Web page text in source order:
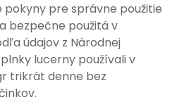
pokyny pre správne použitie
bezpečne použitá v
údajov z Národnej
lucerny používali v
trikrát denne bez